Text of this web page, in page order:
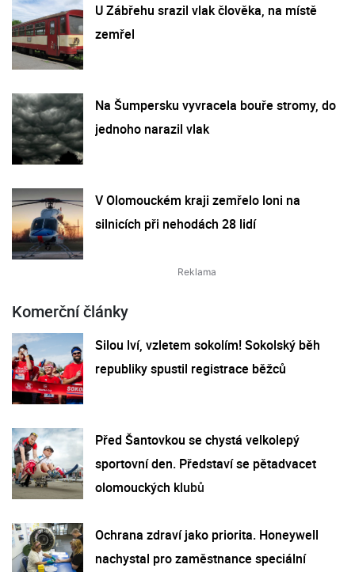
U Zábřehu srazil vlak člověka, na místě
zemřel
Na Šumpersku vyvracela bouře stromy, do
jednoho narazil vlak
V Olomouckém kraji zemřelo loni na
silnicích při nehodách 28 lidí
Komerční články
Silou lví, vzletem sokolím! Sokolský běh
republiky spustil registrace běžců
Před Šantovkou se chystá velkolepý
sportovní den. Představí se pětadvacet
olomouckých klubů
Ochrana zdraví jako priorita. Honeywell
nachystal pro zaměstnance speciální